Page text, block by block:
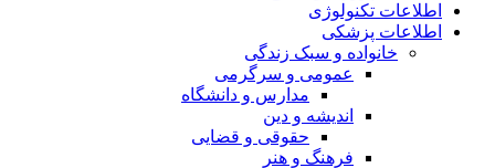
اطلاعات تکنولوژی
اطلاعات پزشکی
خانواده و سبک زندگی
عمومی و سرگرمی
مدارس و دانشگاه
اندیشه و دین
حقوقی و قضایی
فرهنگ و هنر